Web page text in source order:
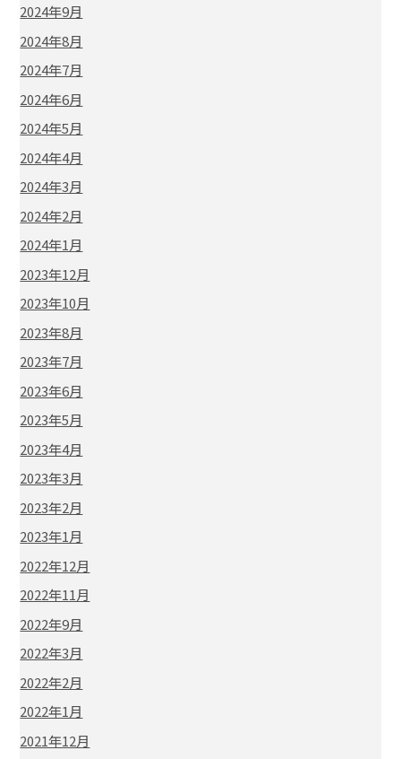
2024年9月
2024年8月
2024年7月
2024年6月
2024年5月
2024年4月
2024年3月
2024年2月
2024年1月
2023年12月
2023年10月
2023年8月
2023年7月
2023年6月
2023年5月
2023年4月
2023年3月
2023年2月
2023年1月
2022年12月
2022年11月
2022年9月
2022年3月
2022年2月
2022年1月
2021年12月